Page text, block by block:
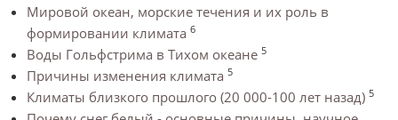
Мировой океан, морские течения и их роль в
формировании климата 6
Воды Гольфстрима в Тихом океане 5
Причины изменения климата 5
Климаты близкого прошлого (20 000-100 лет назад) 5